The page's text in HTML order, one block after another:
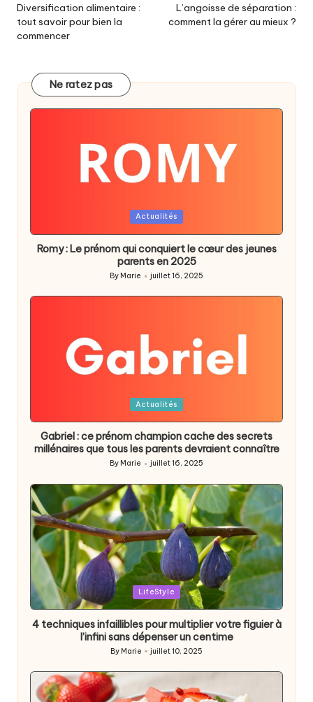
navigation
Diversification alimentaire :
tout savoir pour bien la
commencer
L’angoisse de séparation :
comment la gérer au mieux ?
Ne ratez pas
Actualités
Romy : Le prénom qui conquiert le cœur des jeunes
parents en 2025
Posted
by
By Marie juillet 16, 2025
Actualités
Gabriel : ce prénom champion cache des secrets
millénaires que tous les parents devraient connaître
Posted
By Marie juillet 16, 2025
Posted
in
LifeStyle
4 techniques infaillibles pour multiplier votre figuier à
l’infini sans dépenser un centime
Posted
By Marie juillet 10, 2025